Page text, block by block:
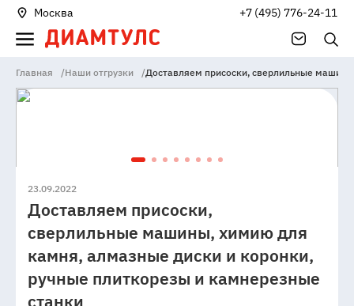
Москва +7 (495) 776-24-11
Главная /Наши отгрузки /Доставляем присоски, сверлильные
23.09.2022
Доставляем присоски,
сверлильные машины, химию для
камня, алмазные диски и коронки,
ручные плиткорезы и камнерезные